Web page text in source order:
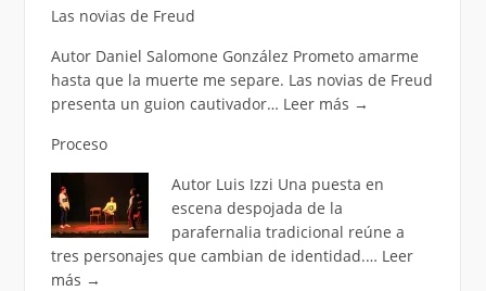
Las novias de Freud
Autor Daniel Salomone González Prometo amarme
hasta que la muerte me separe. Las novias de Freud
presenta un guion cautivador… Leer más →
Proceso
Autor Luis Izzi Una puesta en
escena despojada de la
parafernalia tradicional reúne a
tres personajes que cambian de identidad.… Leer
más →